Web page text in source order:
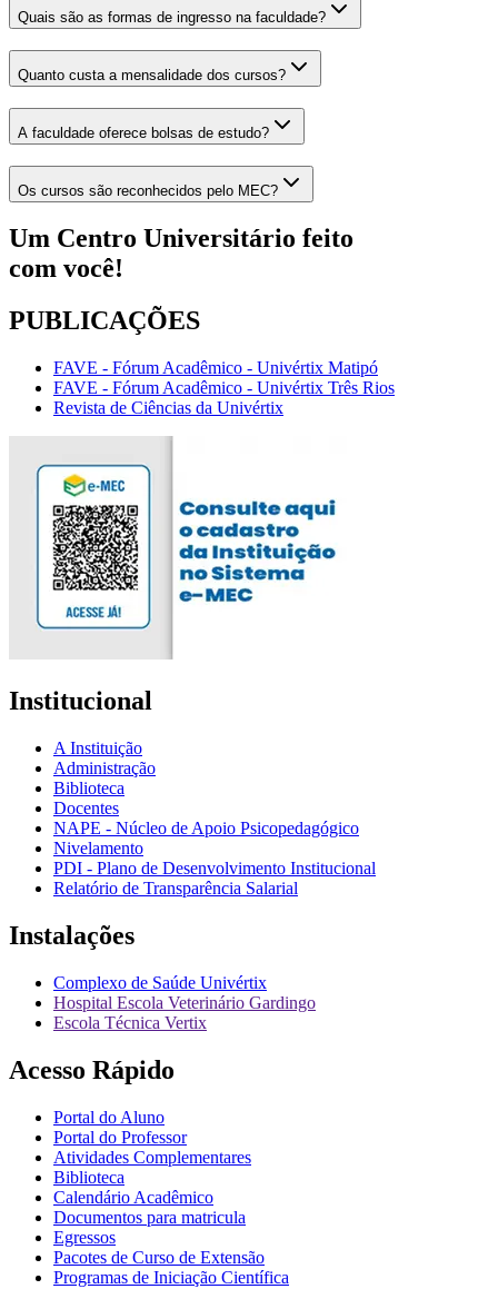
Quais são as formas de ingresso na faculdade?
Quanto custa a mensalidade dos cursos?
A faculdade oferece bolsas de estudo?
Os cursos são reconhecidos pelo MEC?
Um Centro Universitário feito
com você!
PUBLICAÇÕES
FAVE - Fórum Acadêmico - Univértix Matipó
FAVE - Fórum Acadêmico - Univértix Três Rios
Revista de Ciências da Univértix
Institucional
A Instituição
Administração
Biblioteca
Docentes
NAPE - Núcleo de Apoio Psicopedagógico
Nivelamento
PDI - Plano de Desenvolvimento Institucional
Relatório de Transparência Salarial
Instalações
Complexo de Saúde Univértix
Hospital Escola Veterinário Gardingo
Escola Técnica Vertix
Acesso Rápido
Portal do Aluno
Portal do Professor
Atividades Complementares
Biblioteca
Calendário Acadêmico
Documentos para matricula
Egressos
Pacotes de Curso de Extensão
Programas de Iniciação Científica